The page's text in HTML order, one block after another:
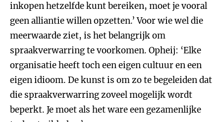
inkopen hetzelfde kunt bereiken, moet je vooral
geen alliantie willen opzetten.’ Voor wie wel die
meerwaarde ziet, is het belangrijk om
spraakverwarring te voorkomen. Opheij: ‘Elke
organisatie heeft toch een eigen cultuur en een
eigen idioom. De kunst is om zo te begeleiden dat
die spraakverwarring zoveel mogelijk wordt
beperkt. Je moet als het ware een gezamenlijke